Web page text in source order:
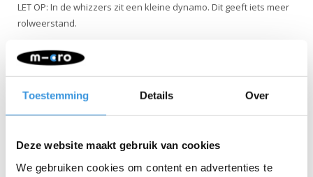
Toestemming Details Over
Deze website maakt gebruik van cookies
We gebruiken cookies om content en advertenties te
LET OP: In de whizzers zit een kleine dynamo. Dit geeft iets meer
rolweerstand.
Iets extra's erbij?